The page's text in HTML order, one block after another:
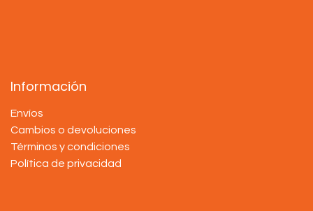
Información
Envíos
Cambios o devoluciones
Términos y condiciones
Política de privacidad